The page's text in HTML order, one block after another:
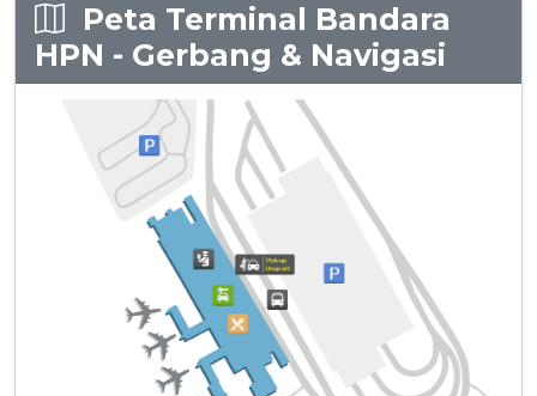
Peta Terminal Bandara
HPN - Gerbang & Navigasi